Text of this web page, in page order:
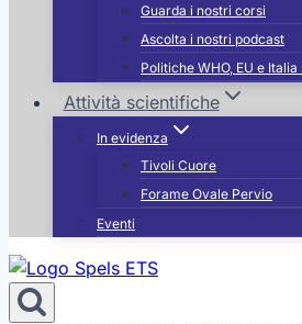
Guarda i nostri corsi
Ascolta i nostri podcast
Politiche WHO, EU e
Attività scientifiche
In evidenza
Tivoli Cuore
Forame Ovale Pervio
Eventi